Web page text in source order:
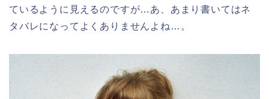
ているように見えるのですが…あ、あまり書いてはネ
タバレになってよくありませんよね…。